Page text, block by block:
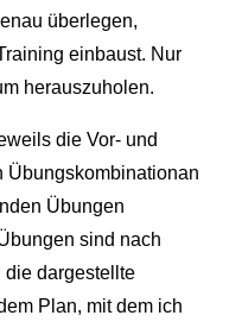
überlegen,
einbaust. Nur
herauszuholen.
die Vor- und
Übungskombinationan
Übungen
sind nach
die dargestellte
Plan, mit dem ich